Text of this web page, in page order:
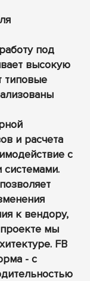
под
высокую
типовые
и расчета
с
к вендору,
мы
FB
- с